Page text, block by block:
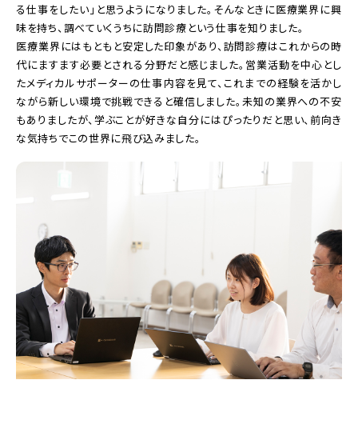
る仕事をしたい」と思うようになりました。そんなときに医療業界に興
味を持ち、調べていくうちに訪問診療という仕事を知りました。
医療業界にはもともと安定した印象があり、訪問診療はこれからの時
代にますます必要とされる分野だと感じました。営業活動を中心とし
たメディカルサポーターの仕事内容を見て、これまでの経験を活かし
ながら新しい環境で挑戦できると確信しました。未知の業界への不安
もありましたが、学ぶことが好きな自分にはぴったりだと思い、前向き
な気持ちでこの世界に飛び込みました。